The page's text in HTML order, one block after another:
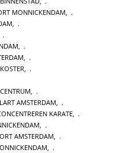
MONNICKENDAM
,
,
AMSTERDAM,
KARATE,
,
AMSTERDAM,
,